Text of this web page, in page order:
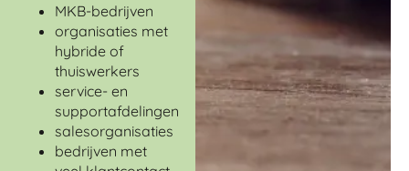
MKB-bedrijven
organisaties met
hybride of
thuiswerkers
service- en
supportafdelingen
salesorganisaties
bedrijven met